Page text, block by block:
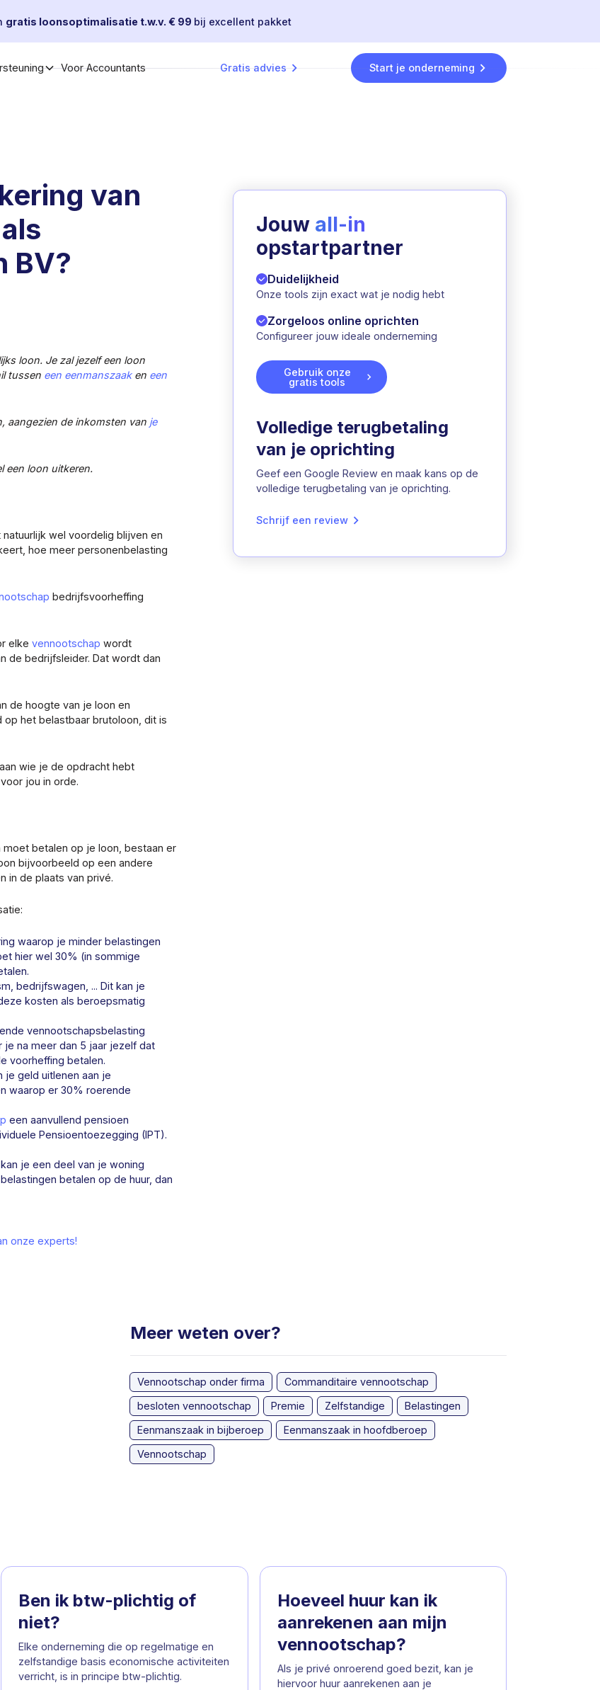
gratis loonsoptimalisatie t.w.v. € 99 bij excellent pakket
Voor Accountants Gratis advies Start je onderneming
van
BV?
loon. Je zal jezelf een loon
tussen een eenmanszaaken een
aangezien de inkomsten van je
een loon uitkeren.
wel voordelig blijven en
hoe meer personenbelasting
bedrijfsvoorheffing
elke vennootschap wordt
de bedrijfsleider. Dat wordt dan
de hoogte van je loon en
het belastbaar brutoloon, dit is
wie je de opdracht hebt
jou in orde.
betalen op je loon, bestaan er
bijvoorbeeld op een andere
in de plaats van privé.
waarop je minder belastingen
hier wel 30% (in sommige
bedrijfswagen, ... Dit kan je
kosten als beroepsmatig
vennootschapsbelasting
je na meer dan 5 jaar jezelf dat
voorheffing betalen.
je geld uitlenen aan je
waarop er 30% roerende
een aanvullend pensioen
Pensioentoezegging (IPT).
je een deel van je woning
betalen op de huur, dan
onze experts!
Jouw all-in
opstartpartner
Duidelijkheid
Onze tools zijn exact wat je nodig hebt
Zorgeloos online oprichten
Configureer jouw ideale onderneming
Gebruik onze
gratis tools
Volledige terugbetaling
van je oprichting
Geef een Google Review en maak kans op de
volledige terugbetaling van je oprichting.
Schrijf een review
Meer weten over?
Vennootschap onder firma
Commanditaire vennootschap
besloten vennootschap
Premie Zelfstandige
Belastingen
Eenmanszaak in bijberoep
Eenmanszaak in hoofdberoep
Vennootschap
Ben ik btw-plichtig of
niet?
Elke onderneming die op regelmatige en
zelfstandige basis economische activiteiten
verricht, is in principe btw-plichtig.
Hoeveel huur kan ik
aanrekenen aan mijn
vennootschap?
Als je privé onroerend goed bezit, kan je
hiervoor huur aanrekenen aan je